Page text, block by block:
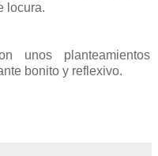
locura.
unos planteamientos
bonito y reflexivo.